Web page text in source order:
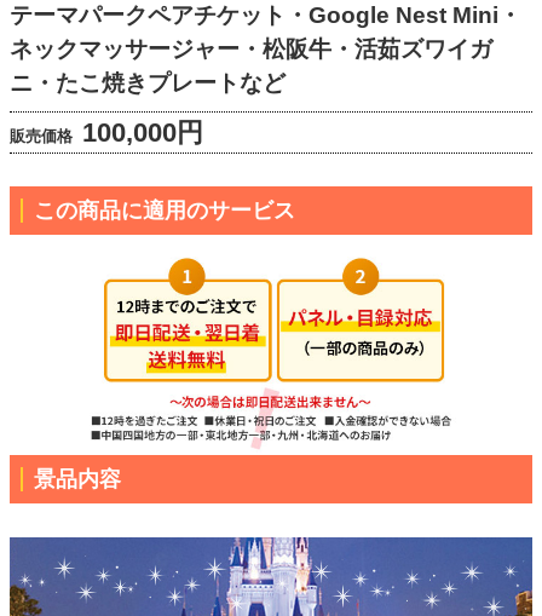
テーマパークペアチケット・Google Nest Mini・
ネックマッサージャー・松阪牛・活茹ズワイガ
ニ・たこ焼きプレートなど
販売価格 100,000円
この商品に適用のサービス
景品内容